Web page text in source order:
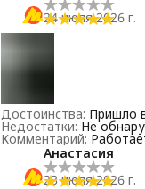
24 июля 2026 г.
Достоинства: Пришло
Недостатки: Не
Комментарий:
Анастасия
23 июля 2026 г.